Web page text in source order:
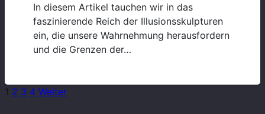
In diesem Artikel tauchen wir in das
faszinierende Reich der Illusionsskulpturen
ein, die unsere Wahrnehmung herausfordern
und die Grenzen der…
1 2 3 4 Weiter